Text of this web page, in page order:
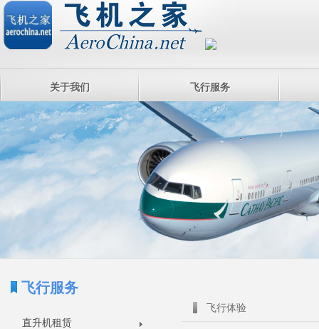
关于我们 飞行服务
飞行服务
直升机租赁
飞行体验